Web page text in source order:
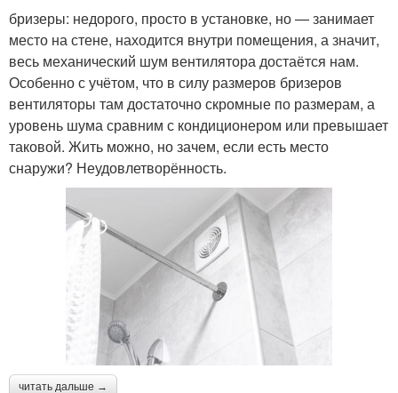
бризеры: недорого, просто в установке, но — занимает
место на стене, находится внутри помещения, а значит,
весь механический шум вентилятора достаётся нам.
Особенно с учётом, что в силу размеров бризеров
вентиляторы там достаточно скромные по размерам, а
уровень шума сравним с кондиционером или превышает
таковой. Жить можно, но зачем, если есть место
снаружи? Неудовлетворённость.
читать дальше →